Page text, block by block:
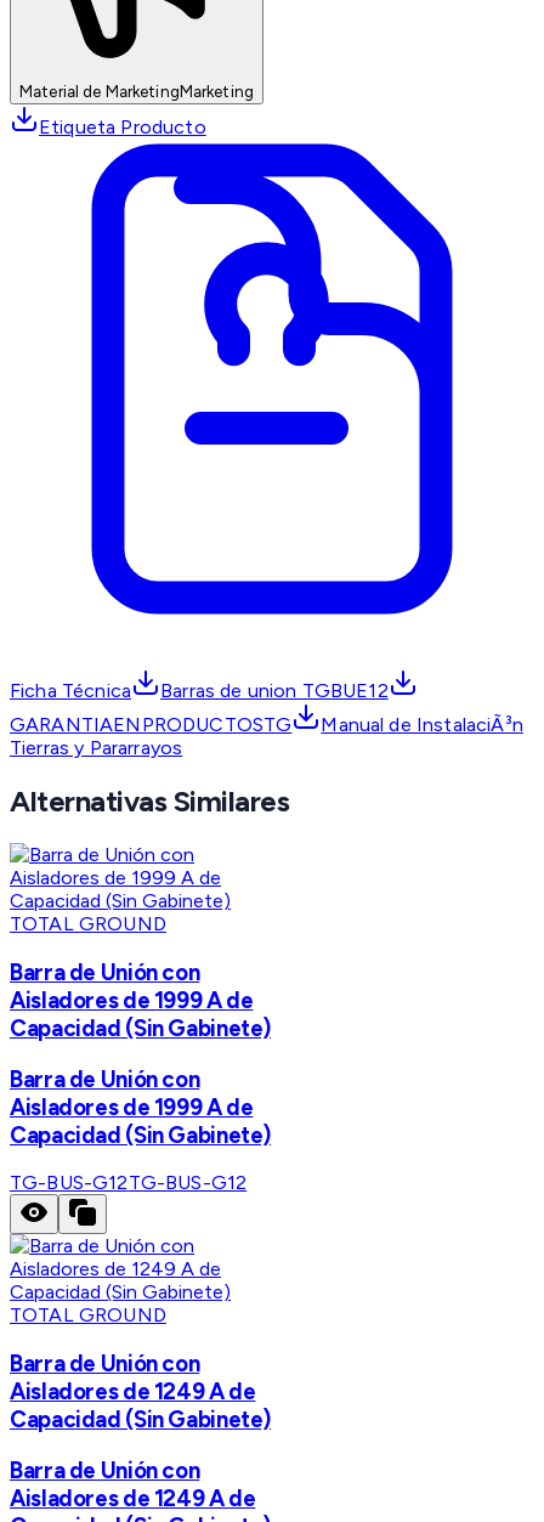
Material de MarketingMarketing
Etiqueta Producto
Ficha Técnica
Barras de union TGBUE12
GARANTIAENPRODUCTOSTG
Manual de InstalaciÃ³n
Tierras y Pararrayos
Alternativas Similares
TOTAL GROUND
Barra de Unión con
Aisladores de 1999 A de
Capacidad (Sin Gabinete)
Barra de Unión con
Aisladores de 1999 A de
Capacidad (Sin Gabinete)
TG-BUS-G12TG-BUS-G12
TOTAL GROUND
Barra de Unión con
Aisladores de 1249 A de
Capacidad (Sin Gabinete)
Barra de Unión con
Aisladores de 1249 A de